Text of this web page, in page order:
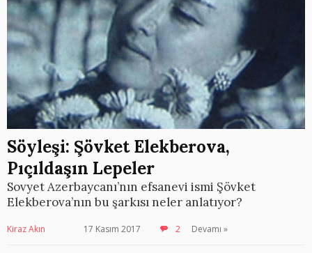
Söyleşi: Şövket Elekberova,
Pıçıldaşın Lepeler
Sovyet Azerbaycanı’nın efsanevi ismi Şövket
Elekberova’nın bu şarkısı neler anlatıyor?
Kiraz Akın 17 Kasım 2017 2 Devamı »